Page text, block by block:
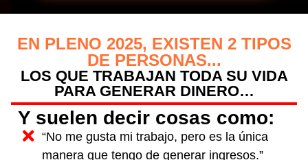
EN PLENO 2025, EXISTEN 2 TIPOS
DE PERSONAS...
LOS QUE TRABAJAN TODA SU VIDA
PARA GENERAR DINERO…
Y suelen decir cosas como:
“No me gusta mi trabajo, pero es la única
manera que tengo de generar ingresos.”